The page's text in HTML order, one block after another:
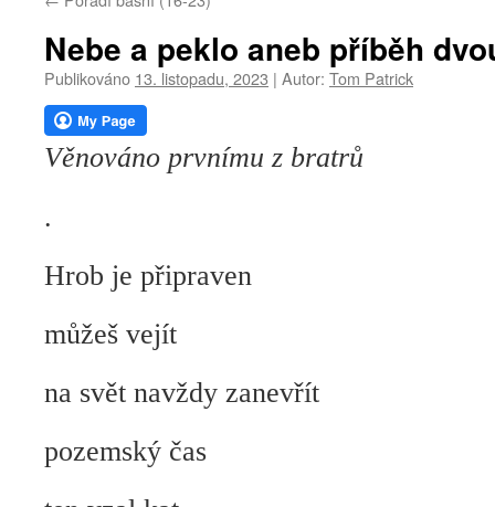
webu
Nebe a peklo aneb příběh
Publikováno 13. listopadu, 2023 | Autor: Tom Patrick
Věnováno prvnímu z bratrů
.
Hrob je připraven
můžeš vejít
na svět navždy zanevřít
pozemský čas